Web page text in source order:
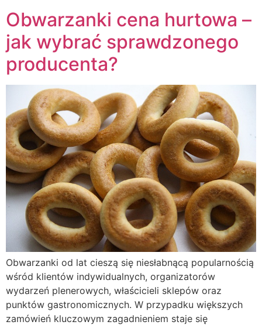
Obwarzanki cena hurtowa –
jak wybrać sprawdzonego
producenta?
Obwarzanki od lat cieszą się niesłabnącą popularnością
wśród klientów indywidualnych, organizatorów
wydarzeń plenerowych, właścicieli sklepów oraz
punktów gastronomicznych. W przypadku większych
zamówień kluczowym zagadnieniem staje się